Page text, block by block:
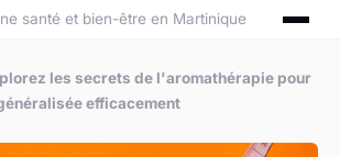
santé et bien-être en Martinique
les secrets de l'aromathérapie pour
efficacement